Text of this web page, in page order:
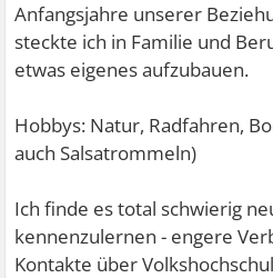
Anfangsjahre unserer
steckte ich in Familie und
etwas eigenes aufzubauen.
Hobbys: Natur, Radfahren,
auch Salsatrommeln)
Ich finde es total schwierig
kennenzulernen - engere
Kontakte über